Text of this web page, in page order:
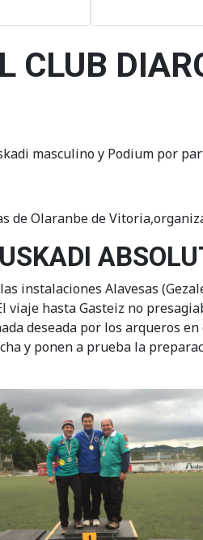
CLUB
masculino y Podium por
de Olaranbe de
instalaciones Alavesas
viaje hasta Gasteiz no
deseada por los arqueros
y ponen a prueba la